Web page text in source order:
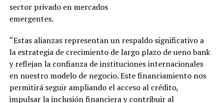
sector privado en mercados
emergentes.
“Estas alianzas representan un respaldo significativo a
la estrategia de crecimiento de largo plazo de ueno bank
y reflejan la confianza de instituciones internacionales
en nuestro modelo de negocio. Este financiamiento nos
permitirá seguir ampliando el acceso al crédito,
impulsar la inclusión financiera y contribuir al